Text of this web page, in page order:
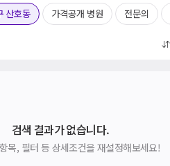
산호동 가격공개 병원 전문의
검색 결과가 없습니다.
목, 필터 등 상세조건을 재설정해보세요!